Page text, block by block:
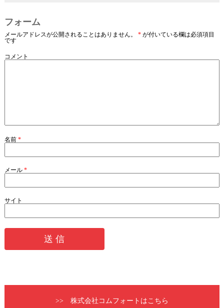
フォーム
メールアドレスが公開されることはありません。 *が付いている欄は必須項目
です
コメント
名前 *
メール *
サイト
>> 株式会社コムフォートはこちら